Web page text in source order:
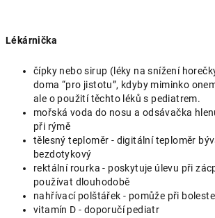
Lékárnička
čípky nebo sirup (léky na snížení
doma “pro jistotu”, kdyby miminko
ale o použití těchto léků s pediatrem.
mořská voda do nosu a odsávačka
při rýmě
tělesný teploměr - digitální teploměr
bezdotykový
rektální rourka - poskytuje úlevu při
používat dlouhodobě
nahřívací polštářek - pomůže při
vitamín D - doporučí pediatr